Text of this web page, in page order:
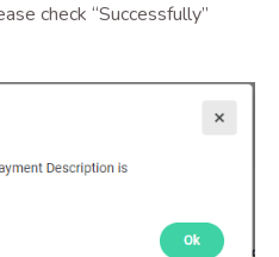
check “Successfully”